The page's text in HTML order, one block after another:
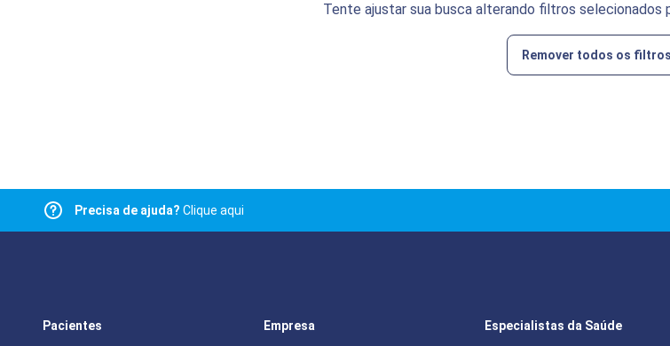
Tente ajustar sua busca alterando filtros selecionados
Remover todos os filtros
Precisa de ajuda? Clique aqui
Pacientes
Empresa
Especialistas da Saúde